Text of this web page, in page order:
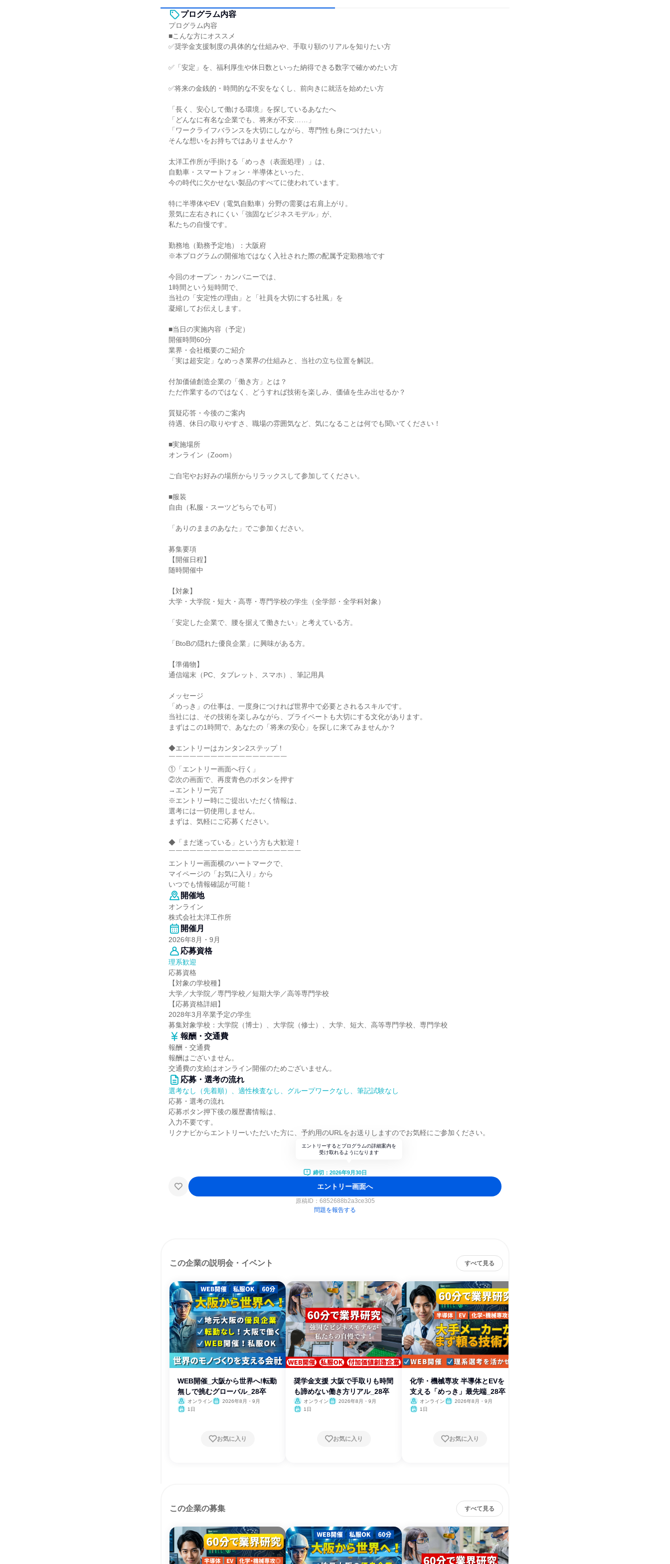
プログラム内容
プログラム内容
■こんな方にオススメ
✅奨学金支援制度の具体的な仕組みや、手取り額のリアルを知りたい方
✅「安定」を、福利厚生や休日数といった納得できる数字で確かめたい方
✅将来の金銭的・時間的な不安をなくし、前向きに就活を始めたい方
「長く、安心して働ける環境」を探しているあなたへ
「どんなに有名な企業でも、将来が不安……」
「ワークライフバランスを大切にしながら、専門性も身につけたい」
そんな想いをお持ちではありませんか？
太洋工作所が手掛ける「めっき（表面処理）」は、
自動車・スマートフォン・半導体といった、
今の時代に欠かせない製品のすべてに使われています。
特に半導体やEV（電気自動車）分野の需要は右肩上がり。
景気に左右されにくい「強固なビジネスモデル」が、
私たちの自慢です。
勤務地（勤務予定地）：大阪府
※本プログラムの開催地ではなく入社された際の配属予定勤務地です
今回のオープン・カンパニーでは、
1時間という短時間で、
当社の「安定性の理由」と「社員を大切にする社風」を
凝縮してお伝えします。
■当日の実施内容（予定）
開催時間60分
業界・会社概要のご紹介
「実は超安定」なめっき業界の仕組みと、当社の立ち位置を解説。
付加価値創造企業の「働き方」とは？
ただ作業するのではなく、どうすれば技術を楽しみ、価値を生み出せるか？
質疑応答・今後のご案内
待遇、休日の取りやすさ、職場の雰囲気など、気になることは何でも聞いてください！
■実施場所
オンライン（Zoom）
ご自宅やお好みの場所からリラックスして参加してください。
■服装
自由（私服・スーツどちらでも可）
「ありのままのあなた」でご参加ください。
募集要項
【開催日程】
随時開催中
【対象】
大学・大学院・短大・高専・専門学校の学生（全学部・全学科対象）
「安定した企業で、腰を据えて働きたい」と考えている方。
「BtoBの隠れた優良企業」に興味がある方。
【準備物】
通信端末（PC、タブレット、スマホ）、筆記用具
メッセージ
「めっき」の仕事は、一度身につければ世界中で必要とされるスキルです。
当社には、その技術を楽しみながら、プライベートも大切にする文化があります。
まずはこの1時間で、あなたの「将来の安心」を探しに来てみませんか？
◆エントリーはカンタン2ステップ！
￣￣￣￣￣￣￣￣￣￣￣￣￣￣￣￣￣
①「エントリー画面へ行く」
②次の画面で、再度青色のボタンを押す
→エントリー完了
※エントリー時にご提出いただく情報は、
選考には一切使用しません。
まずは、気軽にご応募ください。
◆「まだ迷っている」という方も大歓迎！
￣￣￣￣￣￣￣￣￣￣￣￣￣￣￣￣￣￣￣
エントリー画面横のハートマークで、
マイページの「お気に入り」から
いつでも情報確認が可能！
開催地
オンライン
株式会社太洋工作所
開催月
2026年8月・9月
応募資格
理系歓迎
応募資格
【対象の学校種】
大学／大学院／専門学校／短期大学／高等専門学校
【応募資格詳細】
2028年3月卒業予定の学生
募集対象学校：大学院（博士）、大学院（修士）、大学、短大、高等専門学校、専門学校
報酬・交通費
報酬・交通費
報酬はございません。
交通費の支給はオンライン開催のためございません。
応募・選考の流れ
選考なし（先着順）、適性検査なし、グループワークなし、筆記試験なし
応募・選考の流れ
応募ボタン押下後の履歴書情報は、
入力不要です。
リクナビからエントリーいただいた方に、予約用のURLをお送りしますのでお気軽にご参加ください。
エントリーするとプログラムの詳細案内を
受け取れるようになります
締切：2026年9月30日
エントリー画面へ
原稿ID： 6852688b2a3ce305
問題を報告する
この企業の説明会・イベント すべて見る
WEB開催_大阪から世界へ!転勤
無しで挑むグローバル_28卒
オンライン
2026年8月・9月
1日
お気に入り
奨学金支援 大阪で手取りも時間
も諦めない働き方リアル_28卒
オンライン
2026年8月・9月
1日
お気に入り
化学・機械専攻 半導体とEVを
支える「めっき」最先端_28卒
オンライン
2026年8月・9月
1日
お気に入り
この企業の募集 すべて見る